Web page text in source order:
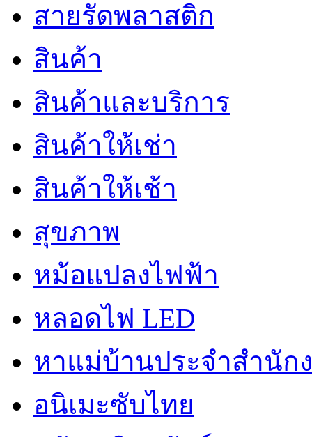
สายรัดพลาสติก
สินค้า
สินค้าและบริการ
สินค้าให้เช่า
สินค้าให้เช้า
สุขภาพ
หม้อแปลงไฟฟ้า
หลอดไฟ LED
หาแม่บ้านประจำสำนัก
อนิเมะซับไทย